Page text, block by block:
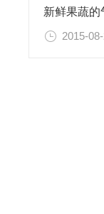
新鲜果蔬
2015-